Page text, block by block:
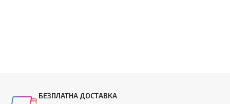
БЕЗПЛАТНА ДОСТАВКА